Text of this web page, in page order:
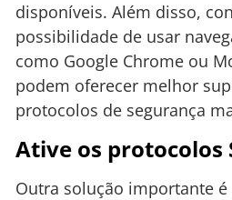
disponíveis. Além disso,
possibilidade de usar
como Google Chrome ou
podem oferecer melhor
protocolos de segurança
Ative os protocolos
Outra solução importante